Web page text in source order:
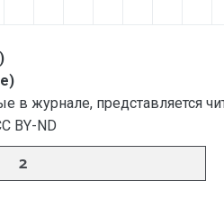
в журнале, представляется
BY-ND
2